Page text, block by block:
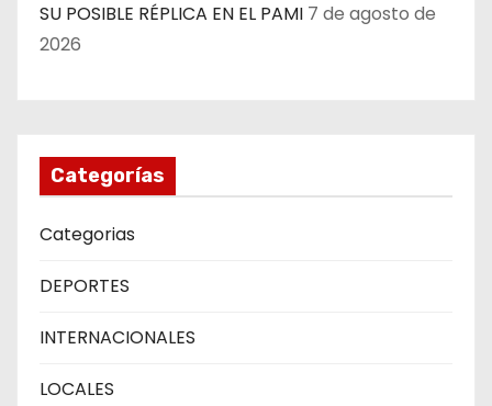
SU POSIBLE RÉPLICA EN EL PAMI 7 de agosto de
2026
Categorías
Categorias
DEPORTES
INTERNACIONALES
LOCALES